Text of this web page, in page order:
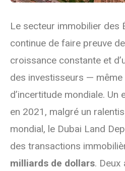
Le secteur immobilier des
continue de faire preuve
croissance constante et
des investisseurs — même
d’incertitude mondiale. Un
en 2021, malgré un
mondial, le Dubai Land
des transactions
milliards de dollars. Deux